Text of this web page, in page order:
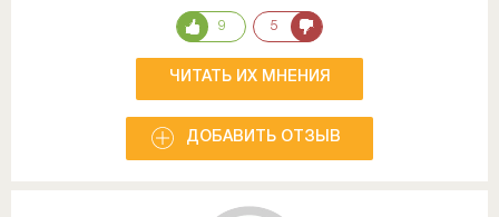
9 5
ЧИТАТЬ ИХ МНЕНИЯ
ДОБАВИТЬ ОТЗЫВ